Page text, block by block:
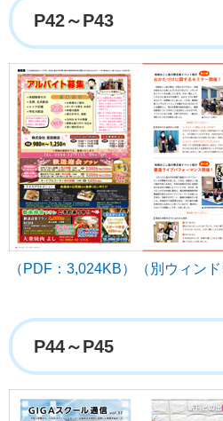
P42～P43
（PDF：3,024KB）（別ウィンド
P44～P45